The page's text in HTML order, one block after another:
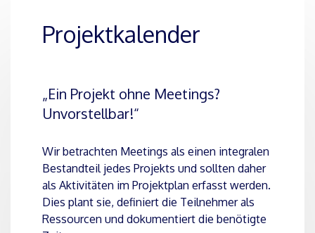
Projektkalender
„Ein Projekt ohne Meetings?
Unvorstellbar!“
Wir betrachten Meetings als einen integralen
Bestandteil jedes Projekts und sollten daher
als Aktivitäten im Projektplan erfasst werden.
Dies plant sie, definiert die Teilnehmer als
Ressourcen und dokumentiert die benötigte